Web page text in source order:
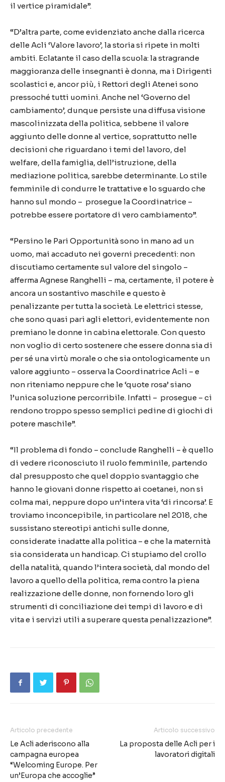
il vertice piramidale”.
“D’altra parte, come evidenziato anche dalla ricerca
delle Acli ‘Valore lavoro’, la storia si ripete in molti
ambiti. Eclatante il caso della scuola: la stragrande
maggioranza delle insegnanti è donna, ma i Dirigenti
scolastici e, ancor più, i Rettori degli Atenei sono
pressoché tutti uomini. Anche nel ‘Governo del
cambiamento’, dunque persiste una diffusa visione
mascolinizzata della politica, sebbene il valore
aggiunto delle donne al vertice, soprattutto nelle
decisioni che riguardano i temi del lavoro, del
welfare, della famiglia, dell’istruzione, della
mediazione politica, sarebbe determinante. Lo stile
femminile di condurre le trattative e lo sguardo che
hanno sul mondo – prosegue la Coordinatrice –
potrebbe essere portatore di vero cambiamento”.
“Persino le Pari Opportunità sono in mano ad un
uomo, mai accaduto nei governi precedenti: non
discutiamo certamente sul valore del singolo –
afferma Agnese Ranghelli – ma, certamente, il potere è
ancora un sostantivo maschile e questo è
penalizzante per tutta la società. Le elettrici stesse,
che sono quasi pari agli elettori, evidentemente non
premiano le donne in cabina elettorale. Con questo
non voglio di certo sostenere che essere donna sia di
per sé una virtù morale o che sia ontologicamente un
valore aggiunto – osserva la Coordinatrice Acli – e
non riteniamo neppure che le ‘quote rosa’ siano
l’unica soluzione percorribile. Infatti – prosegue – ci
rendono troppo spesso semplici pedine di giochi di
potere maschile”.
“Il problema di fondo – conclude Ranghelli – è quello
di vedere riconosciuto il ruolo femminile, partendo
dal presupposto che quel doppio svantaggio che
hanno le giovani donne rispetto ai coetanei, non si
colma mai, neppure dopo un’intera vita ‘di rincorsa’. E
troviamo inconcepibile, in particolare nel 2018, che
sussistano stereotipi antichi sulle donne,
considerate inadatte alla politica – e che la maternità
sia considerata un handicap. Ci stupiamo del crollo
della natalità, quando l’intera società, dal mondo del
lavoro a quello della politica, rema contro la piena
realizzazione delle donne, non fornendo loro gli
strumenti di conciliazione dei tempi di lavoro e di
vita e i servizi utili a superare questa penalizzazione”.
Articolo precedente
Le Acli aderiscono alla
campagna europea
“Welcoming Europe. Per
un’Europa che accoglie”
Articolo successivo
La proposta delle Acli per i
lavoratori digitali